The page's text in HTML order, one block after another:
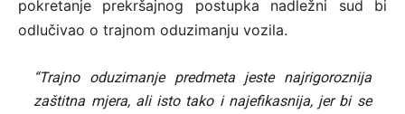
pokretanje prekršajnog postupka nadležni sud bi
odlučivao o trajnom oduzimanju vozila.
“Trajno oduzimanje predmeta jeste najrigoroznija
zaštitna mjera, ali isto tako i najefikasnija, jer bi se